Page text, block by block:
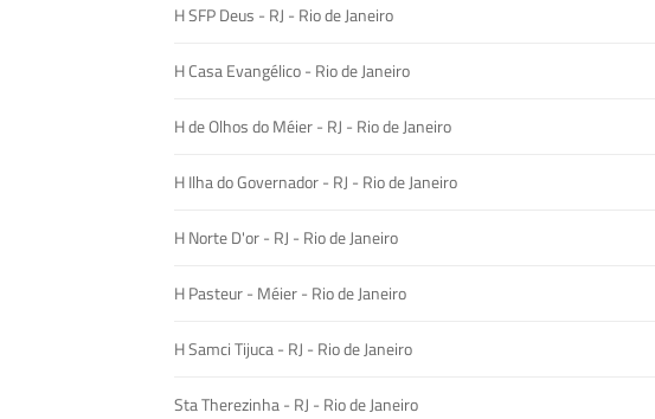
H SFP Deus - RJ - Rio de Janeiro
H Casa Evangélico - Rio de Janeiro
H de Olhos do Méier - RJ - Rio de Janeiro
H Ilha do Governador - RJ - Rio de Janeiro
H Norte D'or - RJ - Rio de Janeiro
H Pasteur - Méier - Rio de Janeiro
H Samci Tijuca - RJ - Rio de Janeiro
Sta Therezinha - RJ - Rio de Janeiro